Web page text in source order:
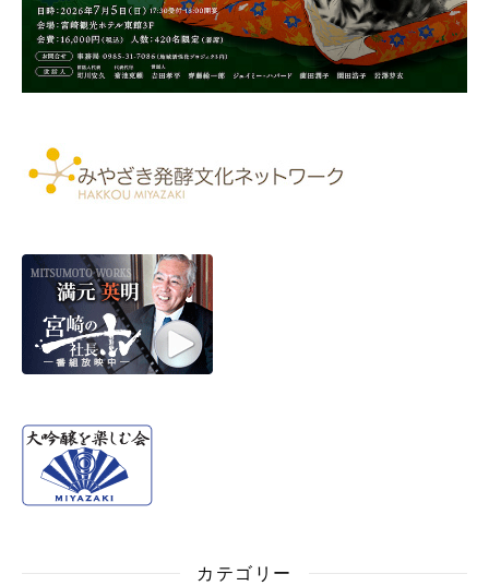
カテゴリー